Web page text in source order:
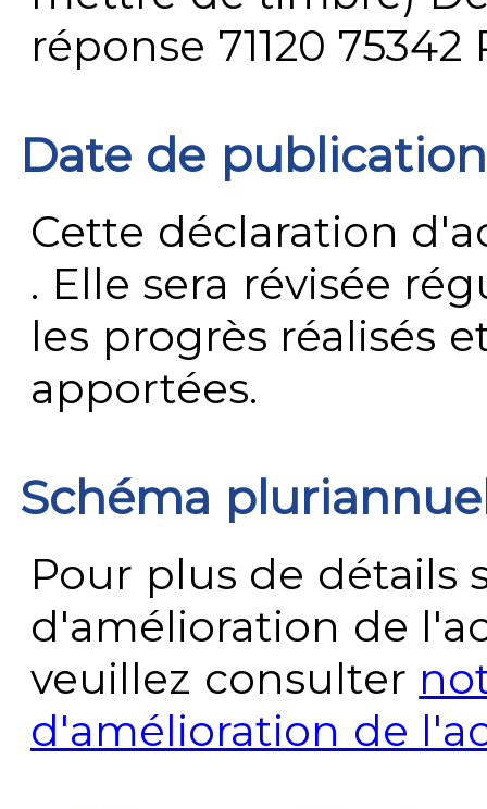
réponse 71120 75342
Date de publication
Cette déclaration
. Elle sera révisée
les progrès réalisés
apportées.
Schéma
Pour plus de détails
d'amélioration de
veuillez consulter
d'amélioration de